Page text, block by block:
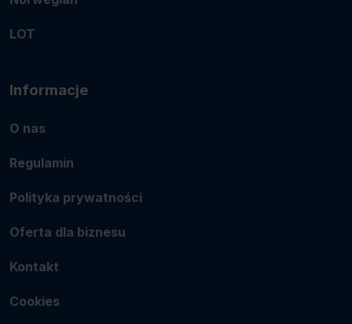
LOT
Informacje
O nas
Regulamin
Polityka prywatności
Oferta dla biznesu
Kontakt
Cookies